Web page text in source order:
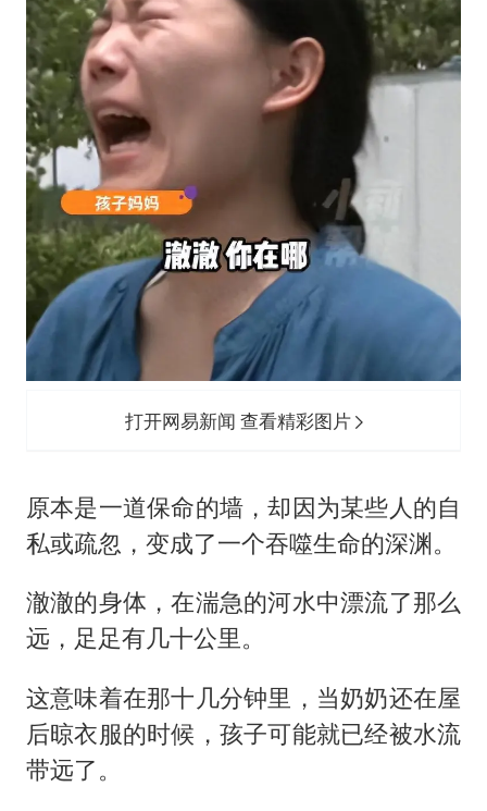
打开网易新闻 查看精彩图片
原本是一道保命的墙，却因为某些人的自
私或疏忽，变成了一个吞噬生命的深渊。
澈澈的身体，在湍急的河水中漂流了那么
远，足足有几十公里。
这意味着在那十几分钟里，当奶奶还在屋
后晾衣服的时候，孩子可能就已经被水流
带远了。